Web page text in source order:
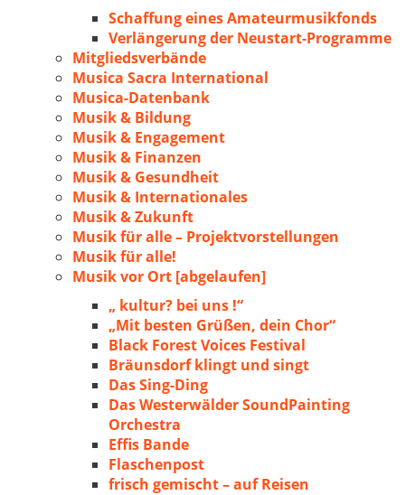
Schaffung eines Amateurmusikfonds
Verlängerung der Neustart-Programme
Mitgliedsverbände
Musica Sacra International
Musica-Datenbank
Musik & Bildung
Musik & Engagement
Musik & Finanzen
Musik & Gesundheit
Musik & Internationales
Musik & Zukunft
Musik für alle – Projektvorstellungen
Musik für alle!
Musik vor Ort [abgelaufen]
„ kultur? bei uns !“
„Mit besten Grüßen, dein Chor“
Black Forest Voices Festival
Bräunsdorf klingt und singt
Das Sing-Ding
Das Westerwälder SoundPainting
Orchestra
Effis Bande
Flaschenpost
frisch gemischt – auf Reisen